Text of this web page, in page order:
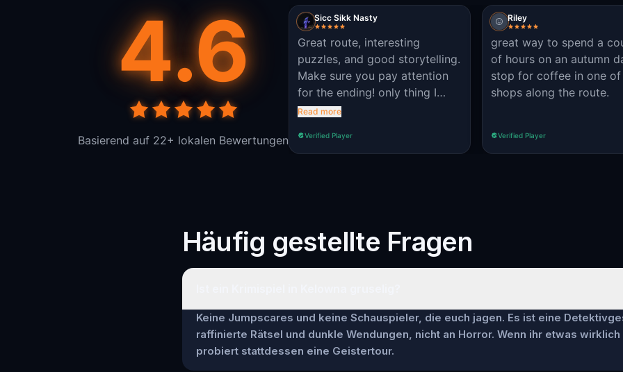
4.6
Basierend auf 22+ lokalen Bewertungen
Sicc Sikk Nasty
Great route, interesting
puzzles, and good storytelling.
Make sure you pay attention
for the ending! only thing I
would update are the hints for
themselves can be quite vague
Read more
Verified Player
Riley
great way to spend a
of hours on an autumn
stop for coffee in one of
shops along the route.
Verified Player
Häufig gestellte Fragen
Keine Jumpscares und keine Schauspieler, die euch jagen. Es ist eine
raffinierte Rätsel und dunkle Wendungen, nicht an Horror. Wenn ihr etwas
probiert stattdessen eine Geistertour.